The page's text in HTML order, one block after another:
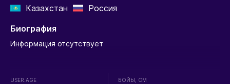
Казахстан
Россия
Биография
Информация отсутствует
USER.AGE БОЙЫ, СМ